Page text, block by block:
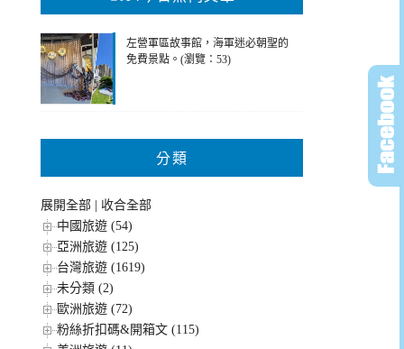
左營軍區故事館，海軍迷必朝聖的
免費景點。(瀏覽：53)
分類
展開全部
收合全部
中國旅遊 (54)
亞洲旅遊 (125)
台灣旅遊 (1619)
未分類 (2)
歐洲旅遊 (72)
粉絲折扣碼&開箱文 (115)